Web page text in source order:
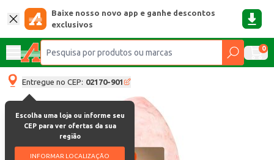
Baixe nosso novo app e ganhe descontos
exclusivos
0
Entregue no CEP: 02170-901
Escolha uma loja ou informe seu
CEP para ver ofertas da sua
região
INFORMAR LOCALIZAÇÃO